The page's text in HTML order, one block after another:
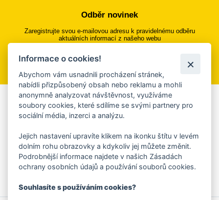
Odběr novinek
Zaregistrujte svou e-mailovou adresu k pravidelnému odběru
aktuálních informací z našeho webu
Přihlásit se k odběru
Aplikace Mobilní rozhlas
Chcete dostávat do svého mobilu či mailu upozornění na
ankety, pozvánky na kulturní a sportovní akce?
Více informací o aplikaci
Informace o cookies!
Abychom vám usnadnili procházení stránek,
nabídli přizpůsobený obsah nebo reklamu a mohli
anonymně analyzovat návštěvnost, využíváme
soubory cookies, které sdílíme se svými partnery pro
sociální média, inzerci a analýzu.
Jejich nastavení upravíte klikem na ikonku štítu v levém
dolním rohu obrazovky a kdykoliv jej můžete změnit.
Podrobnější informace najdete v našich Zásadách
ochrany osobních údajů a používání souborů cookies.
Souhlasíte s používáním cookies?